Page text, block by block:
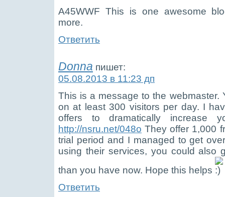
A45WWF This is one awesome
more.
Ответить
Donna пишет:
05.08.2013 в 11:23 дп
This is a message to the webmaster.
on at least 300 visitors per day. I
offers to dramatically increase
http://nsru.net/048o They offer 1,000
trial period and I managed to get
using their services, you could also
than you have now. Hope this helps
Ответить